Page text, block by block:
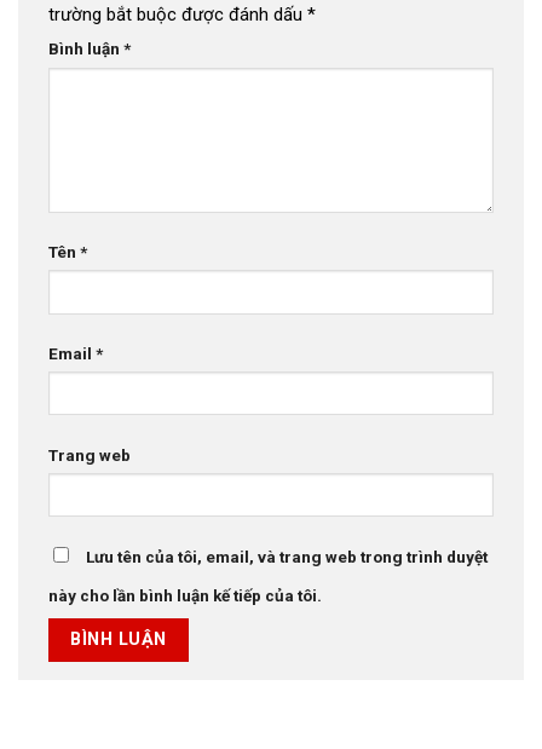
trường bắt buộc được đánh dấu *
Bình luận *
Tên *
Email *
Trang web
Lưu tên của tôi, email, và trang web trong trình duyệt
này cho lần bình luận kế tiếp của tôi.